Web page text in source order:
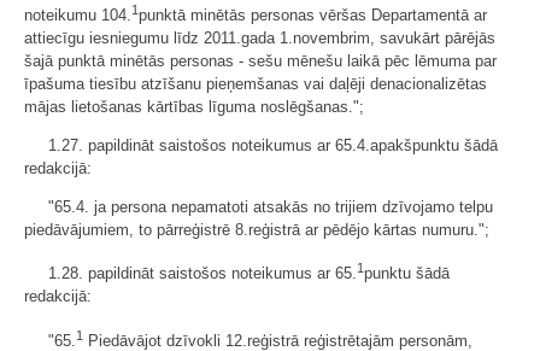
noteikumu 104. 1punktā minētās personas vēršas Departamentā ar
attiecīgu iesniegumu līdz 2011.gada 1.novembrim, savukārt pārējās
šajā punktā minētās personas - sešu mēnešu laikā pēc lēmuma par
īpašuma tiesību atzīšanu pieņemšanas vai daļēji denacionalizētas
mājas lietošanas kārtības līguma noslēgšanas.";
1.27. papildināt saistošos noteikumus ar 65.4.apakšpunktu šādā
redakcijā:
"65.4. ja persona nepamatoti atsakās no trijiem dzīvojamo telpu
piedāvājumiem, to pārreģistrē 8.reģistrā ar pēdējo kārtas numuru.";
1.28. papildināt saistošos noteikumus ar 65.1punktu šādā
redakcijā:
"65. 1 Piedāvājot dzīvokli 12.reģistrā reģistrētajām personām,